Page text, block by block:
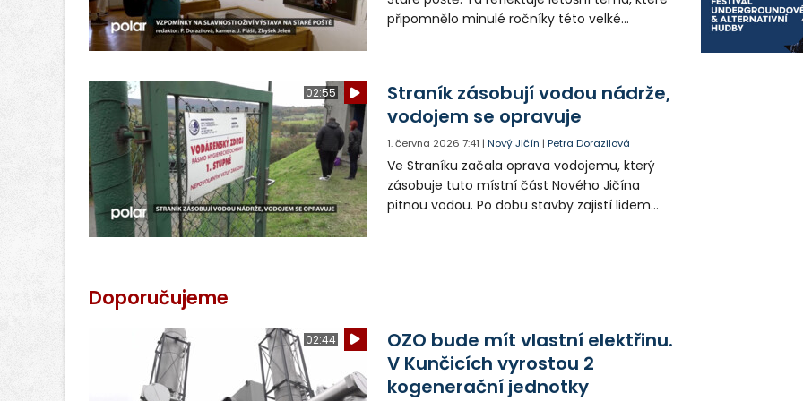
připomnělo minulé ročníky této velké
02:55
Straník zásobují vodou nádrže,
vodojem se opravuje
1. června 2026 7:41 |Nový Jičín |Petra Dorazilová
Ve Straníku začala oprava vodojemu, který
zásobuje tuto místní část Nového Jičína
pitnou vodou. Po dobu stavby zajistí lidem
Doporučujeme
02:44
OZO bude mít vlastní elektřinu.
V Kunčicích vyrostou 2
kogenerační jednotky